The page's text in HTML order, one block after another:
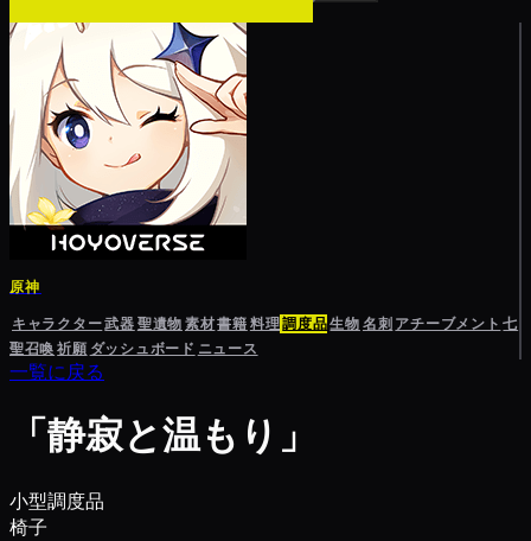
原神
キャラクター武器聖遺物素材書籍料理調度品生物名刺 アチーブメント 七
聖召喚祈願 ダッシュボード ニュース
一覧に戻る
「静寂と温もり」
小型調度品
椅子